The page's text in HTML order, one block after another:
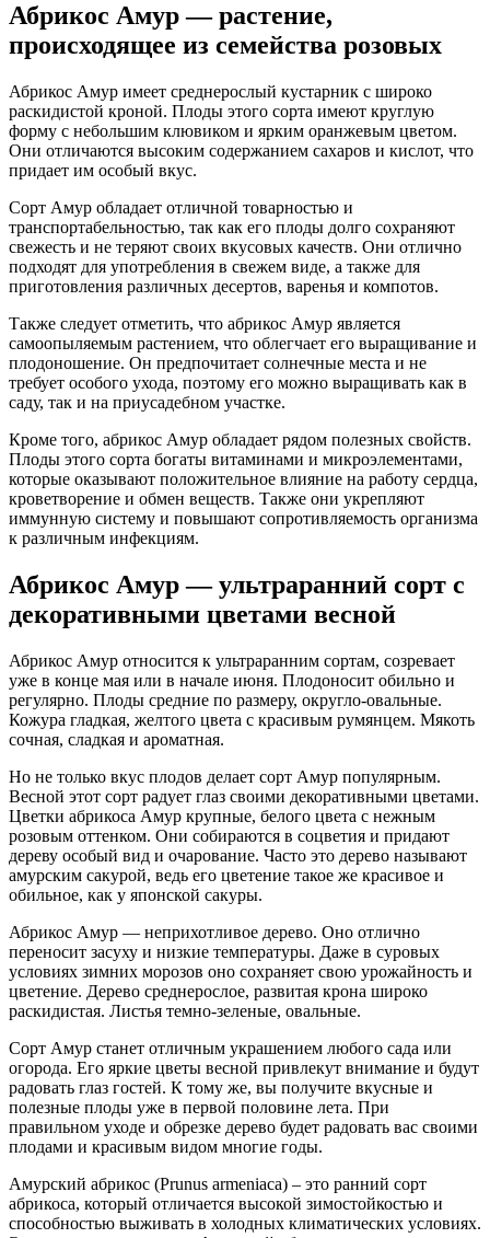
Абрикос Амур — растение,
происходящее из семейства розовых
Абрикос Амур имеет среднерослый кустарник с широко
раскидистой кроной. Плоды этого сорта имеют круглую
форму с небольшим клювиком и ярким оранжевым цветом.
Они отличаются высоким содержанием сахаров и кислот, что
придает им особый вкус.
Сорт Амур обладает отличной товарностью и
транспортабельностью, так как его плоды долго сохраняют
свежесть и не теряют своих вкусовых качеств. Они отлично
подходят для употребления в свежем виде, а также для
приготовления различных десертов, варенья и компотов.
Также следует отметить, что абрикос Амур является
самоопыляемым растением, что облегчает его выращивание и
плодоношение. Он предпочитает солнечные места и не
требует особого ухода, поэтому его можно выращивать как в
саду, так и на приусадебном участке.
Кроме того, абрикос Амур обладает рядом полезных свойств.
Плоды этого сорта богаты витаминами и микроэлементами,
которые оказывают положительное влияние на работу сердца,
кроветворение и обмен веществ. Также они укрепляют
иммунную систему и повышают сопротивляемость организма
к различным инфекциям.
Абрикос Амур — ультраранний сорт с
декоративными цветами весной
Абрикос Амур относится к ультраранним сортам, созревает
уже в конце мая или в начале июня. Плодоносит обильно и
регулярно. Плоды средние по размеру, округло-овальные.
Кожура гладкая, желтого цвета с красивым румянцем. Мякоть
сочная, сладкая и ароматная.
Но не только вкус плодов делает сорт Амур популярным.
Весной этот сорт радует глаз своими декоративными цветами.
Цветки абрикоса Амур крупные, белого цвета с нежным
розовым оттенком. Они собираются в соцветия и придают
дереву особый вид и очарование. Часто это дерево называют
амурским сакурой, ведь его цветение такое же красивое и
обильное, как у японской сакуры.
Абрикос Амур — неприхотливое дерево. Оно отлично
переносит засуху и низкие температуры. Даже в суровых
условиях зимних морозов оно сохраняет свою урожайность и
цветение. Дерево среднерослое, развитая крона широко
раскидистая. Листья темно-зеленые, овальные.
Сорт Амур станет отличным украшением любого сада или
огорода. Его яркие цветы весной привлекут внимание и будут
радовать глаз гостей. К тому же, вы получите вкусные и
полезные плоды уже в первой половине лета. При
правильном уходе и обрезке дерево будет радовать вас своими
плодами и красивым видом многие годы.
Амурский абрикос (Prunus armeniaca) – это ранний сорт
абрикоса, который отличается высокой зимостойкостью и
способностью выживать в холодных климатических условиях.